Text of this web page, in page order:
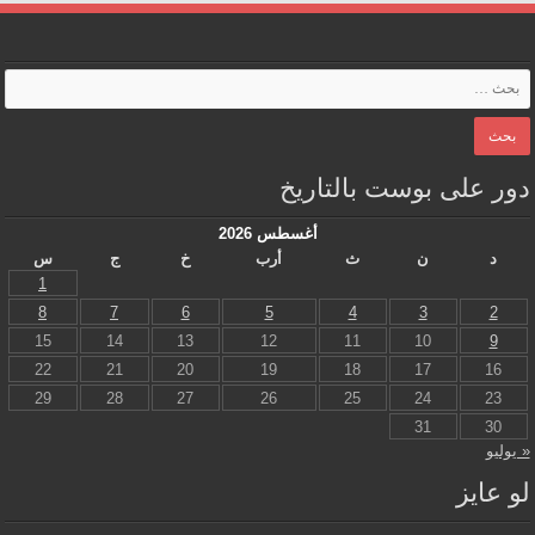
دور على بوست بالتاريخ
أغسطس 2026
د
ن ث أرب خ ج
س
1
2
3
4
5
6
7
8
9
10
11
12
13
14
15
16
17
18
19
20
21
22
23
24
25
26
27
28
29
30
31
« يوليو
لو عايز